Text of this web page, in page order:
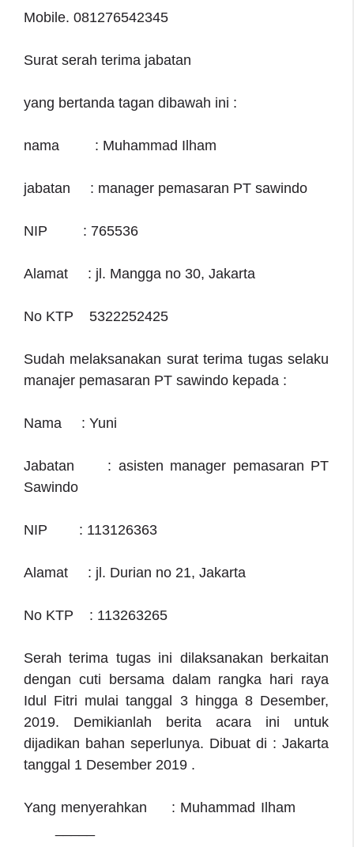
Mobile. 081276542345
Surat serah terima jabatan
yang bertanda tagan dibawah ini :
nama : Muhammad Ilham
jabatan : manager pemasaran PT sawindo
NIP : 765536
Alamat : jl. Mangga no 30, Jakarta
No KTP 5322252425
Sudah melaksanakan surat terima tugas selaku
manajer pemasaran PT sawindo kepada :
Nama : Yuni
Jabatan : asisten manager pemasaran PT
Sawindo
NIP : 113126363
Alamat : jl. Durian no 21, Jakarta
No KTP : 113263265
Serah terima tugas ini dilaksanakan berkaitan
dengan cuti bersama dalam rangka hari raya
Idul Fitri mulai tanggal 3 hingga 8 Desember,
2019. Demikianlah berita acara ini untuk
dijadikan bahan seperlunya. Dibuat di : Jakarta
tanggal 1 Desember 2019 .
Yang menyerahkan : Muhammad Ilham